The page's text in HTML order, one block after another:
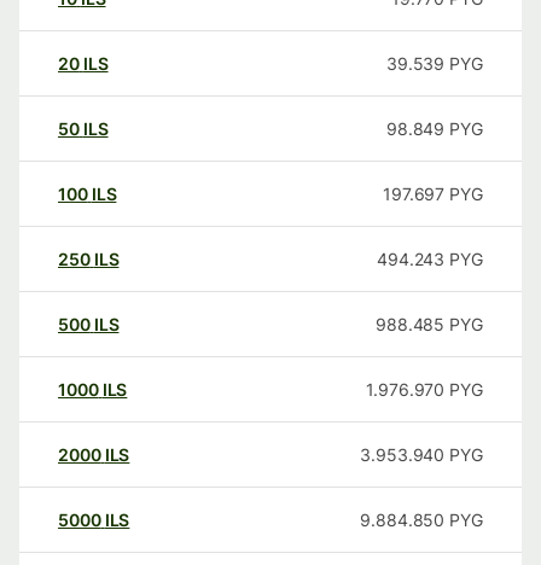
20 ILS 39.539 PYG
50 ILS 98.849 PYG
100 ILS 197.697 PYG
250 ILS 494.243 PYG
500 ILS 988.485 PYG
1000 ILS 1.976.970 PYG
2000 ILS 3.953.940 PYG
5000 ILS 9.884.850 PYG